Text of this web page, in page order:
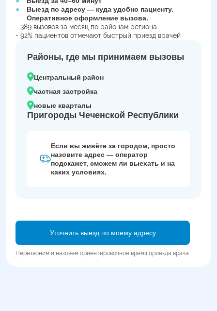
Выезд по адресу — куда удобно пациенту.
Оперативное оформление вызова.
- 389 вызовов за месяц по районам региона
- 92% пациентов отмечают быстрый приезд врачей
Уточнить выезд по моему адресу
Перезвоним и назовём ориентировочное время приезда врача.
Районы, где мы принимаем вызовы
Центральный район
частная застройка
новые кварталы
Пригороды Чеченской Республики
Если вы живёте за городом, просто
назовите адрес — оператор
подскажет, сможем ли выехать и на
каких условиях.